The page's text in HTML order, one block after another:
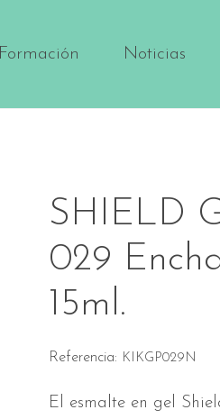
Formación Noticias
SHIELD
029
15ml.
Referencia: KIKGP029N
El esmalte en gel